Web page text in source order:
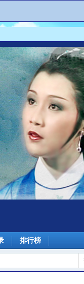
排行榜